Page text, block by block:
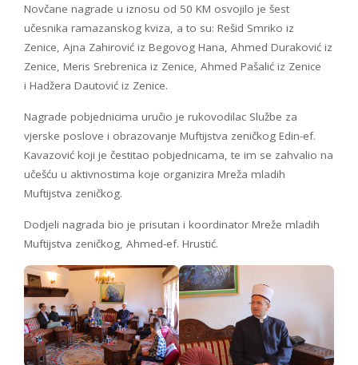
Novčane nagrade u iznosu od 50 KM osvojilo je šest
učesnika ramazanskog kviza, a to su: Rešid Smriko iz
Zenice, Ajna Zahirović iz Begovog Hana, Ahmed Duraković iz
Zenice, Meris Srebrenica iz Zenice, Ahmed Pašalić iz Zenice
i Hadžera Dautović iz Zenice.
Nagrade pobjednicima uručio je rukovodilac Službe za
vjerske poslove i obrazovanje Muftijstva zeničkog Edin-ef.
Kavazović koji je čestitao pobjednicama, te im se zahvalio na
učešću u aktivnostima koje organizira Mreža mladih
Muftijstva zeničkog.
Dodjeli nagrada bio je prisutan i koordinator Mreže mladih
Muftijstva zeničkog, Ahmed-ef. Hrustić.